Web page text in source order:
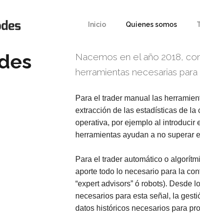
Inicio Quienes somos
Nacemos en el año 2018,
herramientas necesarias
Para el trader manual las
extracción de las estadísticas de la
operativa, por ejemplo al introducir
herramientas ayudan a no superar
Para el trader automático o
aporte todo lo necesario para la
“expert advisors” ó robots). Desde
necesarios para esta señal, la
datos históricos necesarios para